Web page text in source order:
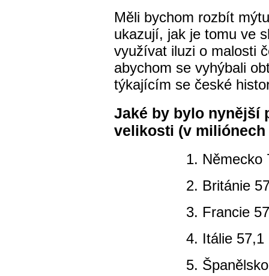
Měli bychom rozbít
ukazují, jak je tomu ve
využívat iluzi o malosti
abychom se vyhýbali
týkajícím se české
Jaké by bylo nynější
velikosti (v miliónech
1. Německo
2. Británie
3. Francie
4. Itálie 57,1
5.